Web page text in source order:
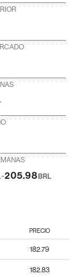
-205.98 BRL
PRECIO
182.79
182.83